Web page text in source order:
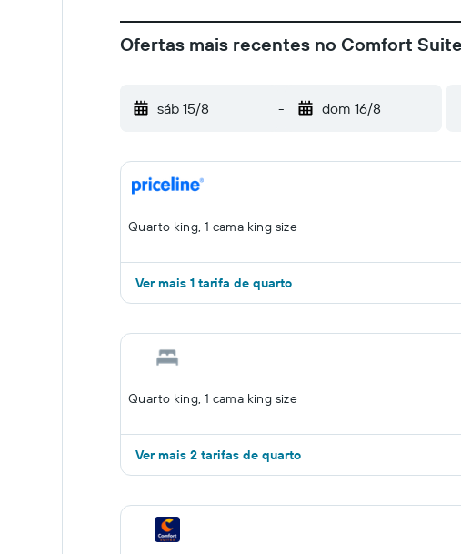
Ofertas mais recentes no Comfort
sáb 15/8 - dom 16/8
Quarto king, 1 cama king size
Ver mais 1 tarifa de quarto
Quarto king, 1 cama king size
Ver mais 2 tarifas de quarto